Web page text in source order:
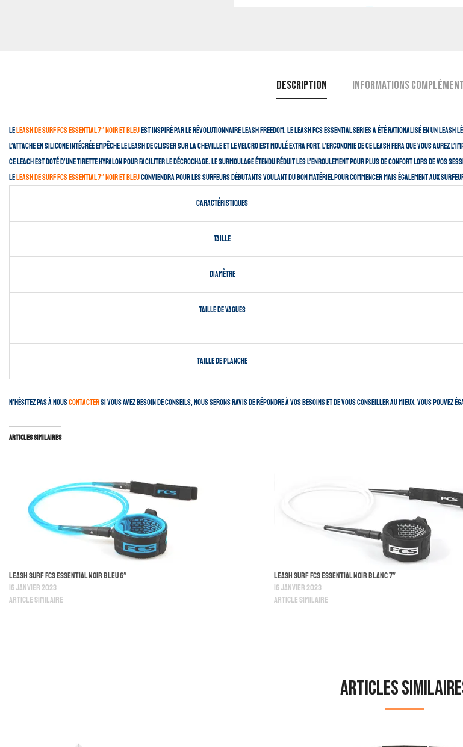
Description Informations
Le leash de surf FCS Essential 7″ noir et bleu est inspiré par le révolutionnaire leash Freedom. Le Leash FCS essential series a été rationalisé en un
L’Attache en silicone intégrée empêche le Leash de glisser sur la cheville et le velcro est moulé extra fort. L’ergonomie de ce leash fera que vous aurez
Ce leach est doté d’une tirette hypalon pour faciliter le décrochage. Le surmoulage étendu réduit les l’enroulement pour plus de confort lors de vos
Le leash de surf FCS Essential 7″ noir et bleuconviendra pour les surfeurs débutants voulant du bon matériel pour commencer mais également aux
Caractéristiques
Taille
Diamètre
Taille de vagues
taille de planche
N’hésitez pas à nouscontactersi vous avez besoin de conseils, nous serons ravis de répondre à vos besoins et de vous conseiller au mieux. Vous pouvez
Articles similaires
Leash Surf FCS Essential Noir Bleu 6″
16 janvier 2023
Article similaire
Leash Surf FCS Essential Noir Blanc 7″
16 janvier 2023
Article similaire
Articles